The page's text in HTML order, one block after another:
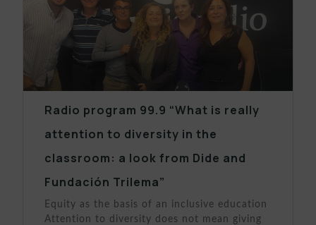
Radio program 99.9 “What is really
attention to diversity in the
classroom: a look from Dide and
Fundación Trilema”
Equity as the basis of an inclusive education
Attention to diversity does not mean giving